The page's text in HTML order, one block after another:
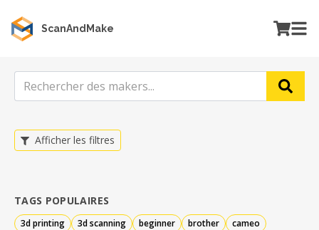
ScanAndMake
Afficher les filtres
TAGS POPULAIRES
3d printing 3d scanning beginner brother
cameo